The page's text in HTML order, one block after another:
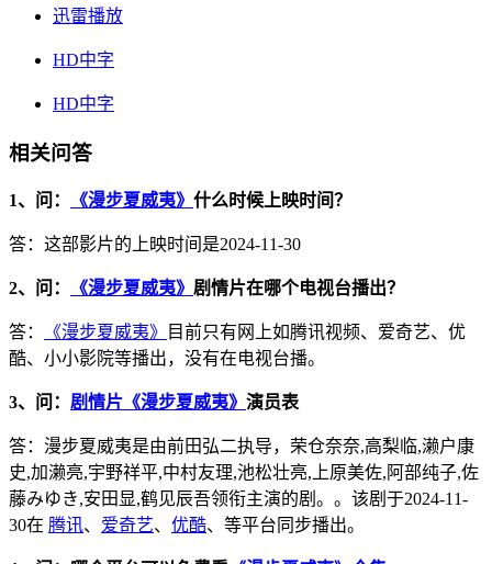
迅雷播放
HD中字
HD中字
相关问答
1、问： 《漫步夏威夷》 什么时候上映时间？
答：这部影片的上映时间是2024-11-30
2、问： 《漫步夏威夷》 剧情片在哪个电视台播出？
答： 《漫步夏威夷》
目前只有网上如腾讯视频、爱奇艺、优
酷、小小影院等播出，没有在电视台播。
3、问： 剧情片《漫步夏威夷》 演员表
答：漫步夏威夷是由前田弘二执导，荣仓奈奈,高梨临,濑户康
史,加濑亮,宇野祥平,中村友理,池松壮亮,上原美佐,阿部纯子,佐
藤みゆき,安田显,鹤见辰吾领衔主演的剧。。该剧于2024-11-
30在 腾讯、 爱奇艺、 优酷、等平台同步播出。